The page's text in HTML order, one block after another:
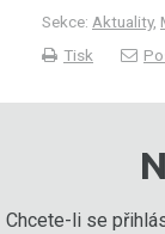
Sekce: Aktuality,
Tisk
Chcete-li se